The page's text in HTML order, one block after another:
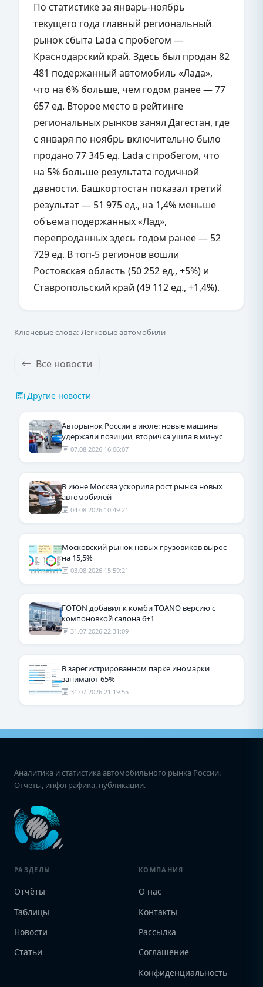
По статистике за январь-ноябрь
текущего года главный региональный
рынок сбыта Lada с пробегом —
Краснодарский край. Здесь был продан 82
481 подержанный автомобиль «Лада»,
что на 6% больше, чем годом ранее — 77
657 ед. Второе место в рейтинге
региональных рынков занял Дагестан, где
с января по ноябрь включительно было
продано 77 345 ед. Lada с пробегом, что
на 5% больше результата годичной
давности. Башкортостан показал третий
результат — 51 975 ед., на 1,4% меньше
объема подержанных «Лад»,
перепроданных здесь годом ранее — 52
729 ед. В топ-5 регионов вошли
Ростовская область (50 252 ед., +5%) и
Ставропольский край (49 112 ед., +1,4%).
Ключевые слова: Легковые автомобили
Все новости
Другие новости
Авторынок России в июле: новые машины
удержали позиции, вторичка ушла в минус
07.08.2026 16:06:07
В июне Москва ускорила рост рынка новых
автомобилей
04.08.2026 10:49:21
Московский рынок новых грузовиков вырос
на 15,5%
03.08.2026 15:59:21
FOTON добавил к комби TOANO версию с
компоновкой салона 6+1
31.07.2026 22:31:09
В зарегистрированном парке иномарки
занимают 65%
31.07.2026 21:19:55
Аналитика и статистика автомобильного рынка России.
Отчёты, инфографика, публикации.
РАЗДЕЛЫ
Отчёты
Таблицы
Новости
Статьи
КОМПАНИЯ
О нас
Контакты
Рассылка
Соглашение
Конфиденциальность